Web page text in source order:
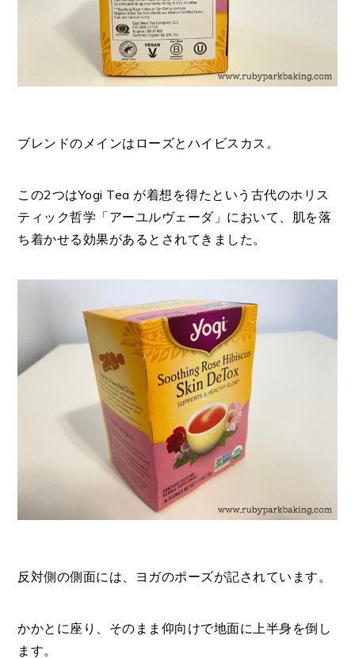
ブレンドのメインはローズとハイビスカス。
この2つはYogi Tea が着想を得たという古代のホリス
ティック哲学「アーユルヴェーダ」において、肌を落
ち着かせる効果があるとされてきました。
反対側の側面には、ヨガのポーズが記されています。
かかとに座り、そのまま仰向けで地面に上半身を倒し
ます。